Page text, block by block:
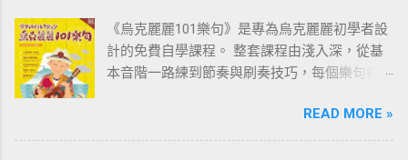
《烏克麗麗101樂句》是專為烏克麗麗初學者設
計的免費自學課程。 整套課程由淺入深，從基
本音階一路練到節奏與刷奏技巧，每個樂句都
問，歡迎在文章下方留言討論。 建議從第一課
「001 C調基本音階」開始，依序往下練；若你
READ MORE »